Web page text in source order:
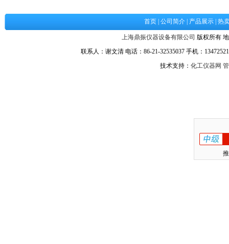
首页 公司简介 产品展示 热
上海鼎振仪器设备有限公司 版权所有
联系人：谢文清 电话：86-21-32535037 手机：
技术支持： 化工仪器网